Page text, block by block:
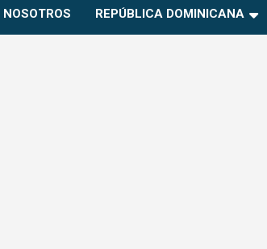
NOSOTROS REPÚBLICA DOMINICANA